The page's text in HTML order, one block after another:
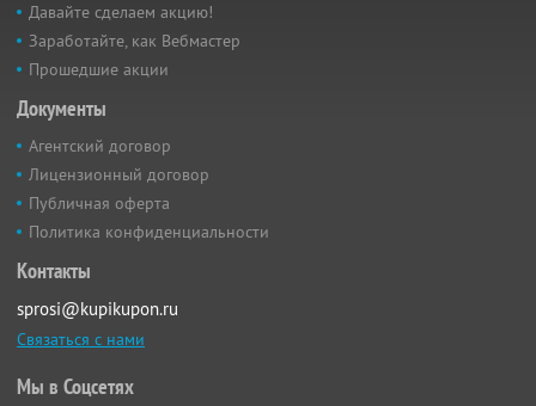
Давайте сделаем акцию!
Заработайте, как Вебмастер
Прошедшие акции
Документы
Агентский договор
Лицензионный договор
Публичная оферта
Политика конфиденциальности
Контакты
sprosi@kupikupon.ru
Связаться с нами
Мы в Соцсетях